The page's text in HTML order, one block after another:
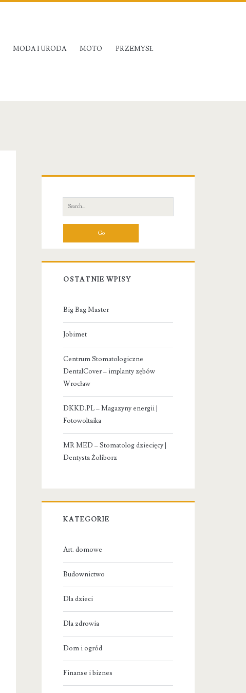
MODA I URODA MOTO PRZEMYSŁ
Sidebar
Search
for:
OSTATNIE WPISY
Big Bag Master
Jobimet
Centrum Stomatologiczne
DentalCover – implanty zębów
Wrocław
DKKD.PL – Magazyny energii |
Fotowoltaika
MR MED – Stomatolog dziecięcy |
Dentysta Żoliborz
KATEGORIE
Art. domowe
Budownictwo
Dla dzieci
Dla zdrowia
Dom i ogród
Finanse i biznes